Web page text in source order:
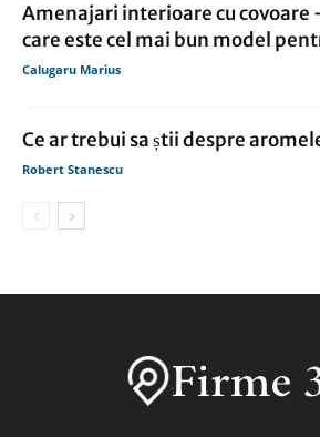
Amenajari interioare cu covoare
care este cel mai bun model
Calugaru Marius
Ce ar trebui sa știi despre
Robert Stanescu